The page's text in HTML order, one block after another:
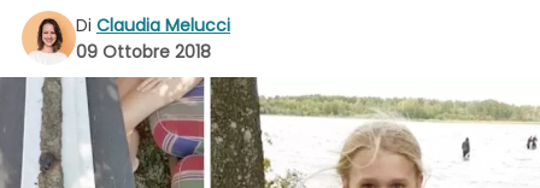
Di Claudia Melucci
09 Ottobre 2018